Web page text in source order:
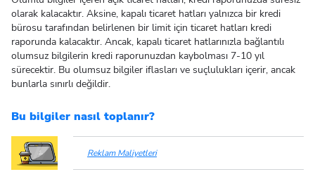
olarak kalacaktır. Aksine, kapalı ticaret hatları yalnızca bir kredi
bürosu tarafından belirlenen bir limit için ticaret hatları kredi
raporunda kalacaktır. Ancak, kapalı ticaret hatlarınızla bağlantılı
olumsuz bilgilerin kredi raporunuzdan kaybolması 7-10 yıl
sürecektir. Bu olumsuz bilgiler iflasları ve suçlulukları içerir, ancak
bunlarla sınırlı değildir.
Bu bilgiler nasıl toplanır?
Reklam Maliyetleri